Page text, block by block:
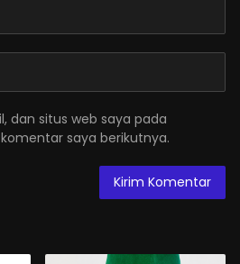
dan situs web saya pada
saya berikutnya.